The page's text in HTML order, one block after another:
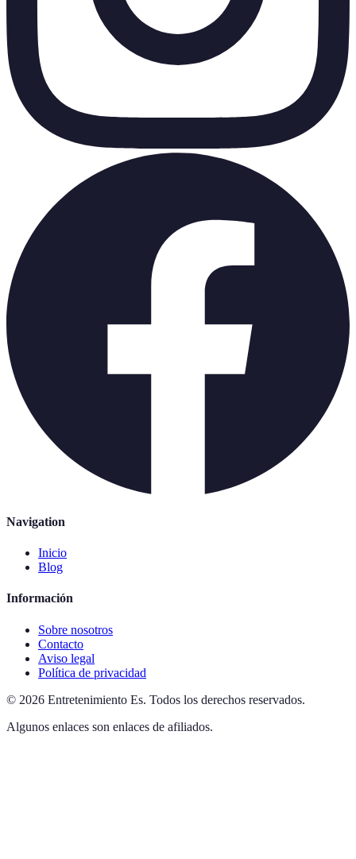
Navigation
Inicio
Blog
Información
Sobre nosotros
Contacto
Aviso legal
Política de privacidad
© 2026 Entretenimiento Es. Todos los derechos reservados.
Algunos enlaces son enlaces de afiliados.